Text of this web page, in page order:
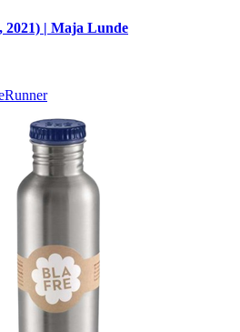
2021) | Maja Lunde